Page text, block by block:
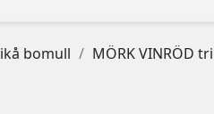
bomull MÖRK VINRÖD